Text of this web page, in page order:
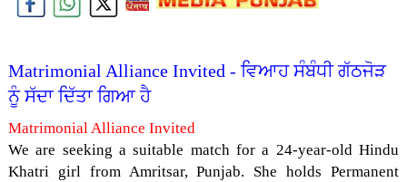
Matrimonial Alliance Invited - ਵਿਆਹ ਸੰਬੰਧੀ ਗੱਠਜੋੜ
ਨੂੰ ਸੱਦਾ ਦਿੱਤਾ ਗਿਆ ਹੈ
Matrimonial Alliance Invited
We are seeking a suitable match for a 24-year-old Hindu
Khatri girl from Amritsar, Punjab. She holds Permanent